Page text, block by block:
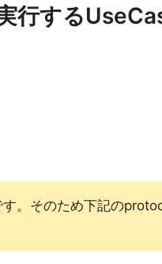
行する
。そのため下記の